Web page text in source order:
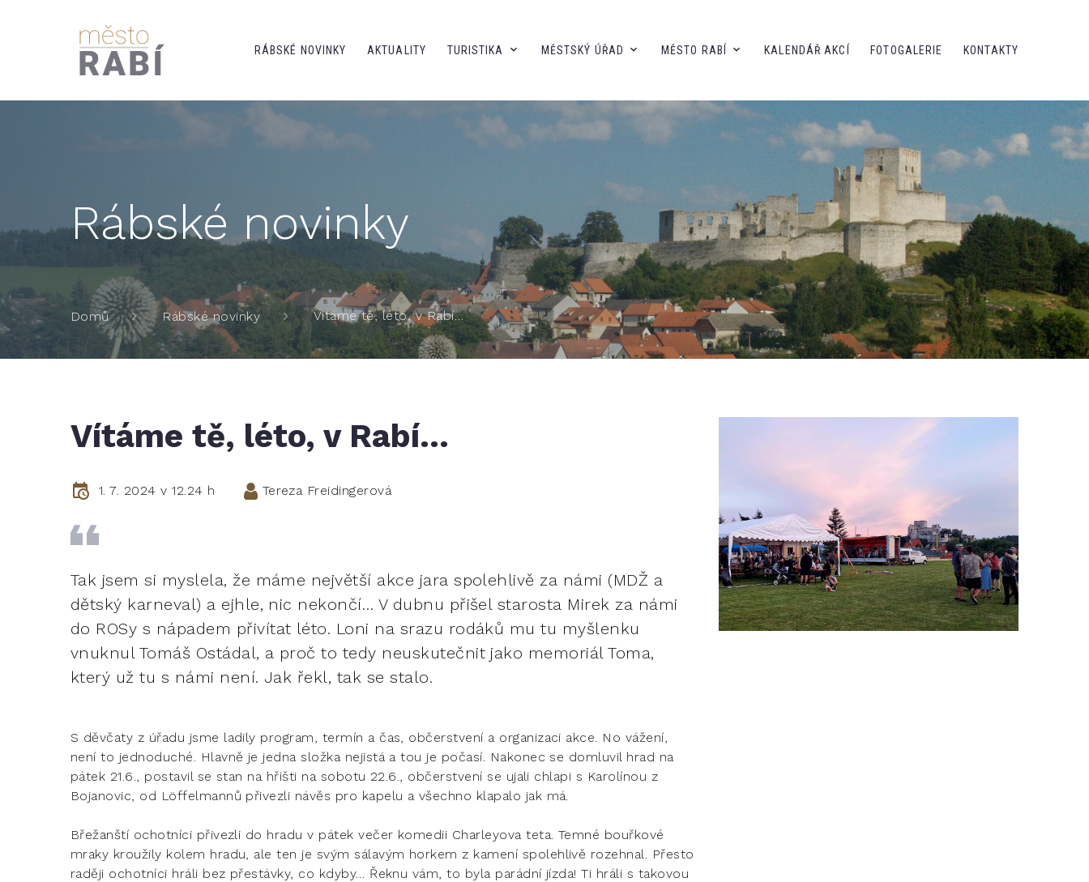
RÁBSKÉ NOVINKY AKTUALITY TURISTIKA MĚSTSKÝ ÚŘAD MĚSTO RABÍ KALENDÁŘ AKCÍ FOTOGALERIE KONTAKTY
Rábské novinky
Domů Rábské novinky Vítáme tě, léto, v Rabí…
Vítáme tě, léto, v Rabí…
1. 7. 2024 v 12.24 h Tereza Freidingerová
Tak jsem si myslela, že máme největší akce jara spolehlivě za námi (MDŽ a
dětský karneval) a ejhle, nic nekončí… V dubnu přišel starosta Mirek za námi
do ROSy s nápadem přivítat léto. Loni na srazu rodáků mu tu myšlenku
vnuknul Tomáš Ostádal, a proč to tedy neuskutečnit jako memoriál Toma,
který už tu s námi není. Jak řekl, tak se stalo.
S děvčaty z úřadu jsme ladily program, termín a čas, občerstvení a organizaci akce. No vážení,
není to jednoduché. Hlavně je jedna složka nejistá a tou je počasí. Nakonec se domluvil hrad na
pátek 21.6., postavil se stan na hřišti na sobotu 22.6., občerstvení se ujali chlapi s Karolínou z
Bojanovic, od Löffelmannů přivezli návěs pro kapelu a všechno klapalo jak má.
Břežanští ochotníci přivezli do hradu v pátek večer komedii Charleyova teta. Temné bouřkové
mraky kroužily kolem hradu, ale ten je svým sálavým horkem z kamení spolehlivě rozehnal. Přesto
raději ochotníci hráli bez přestávky, co kdyby… Řeknu vám, to byla parádní jízda! Ti hráli s takovou